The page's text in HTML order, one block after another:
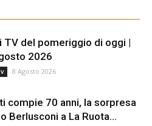
TV del pomeriggio di oggi |
2026
8 Agosto 2026
compie 70 anni, la sorpresa
Berlusconi a La Ruota...